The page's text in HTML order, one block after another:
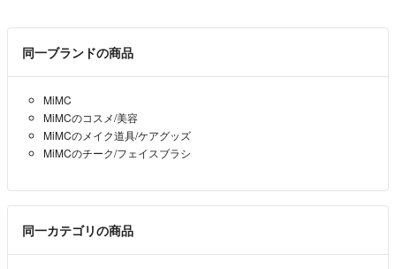
同一ブランドの商品
MiMC
MiMCのコスメ/美容
MiMCのメイク道具/ケアグッズ
MiMCのチーク/フェイスブラシ
同一カテゴリの商品